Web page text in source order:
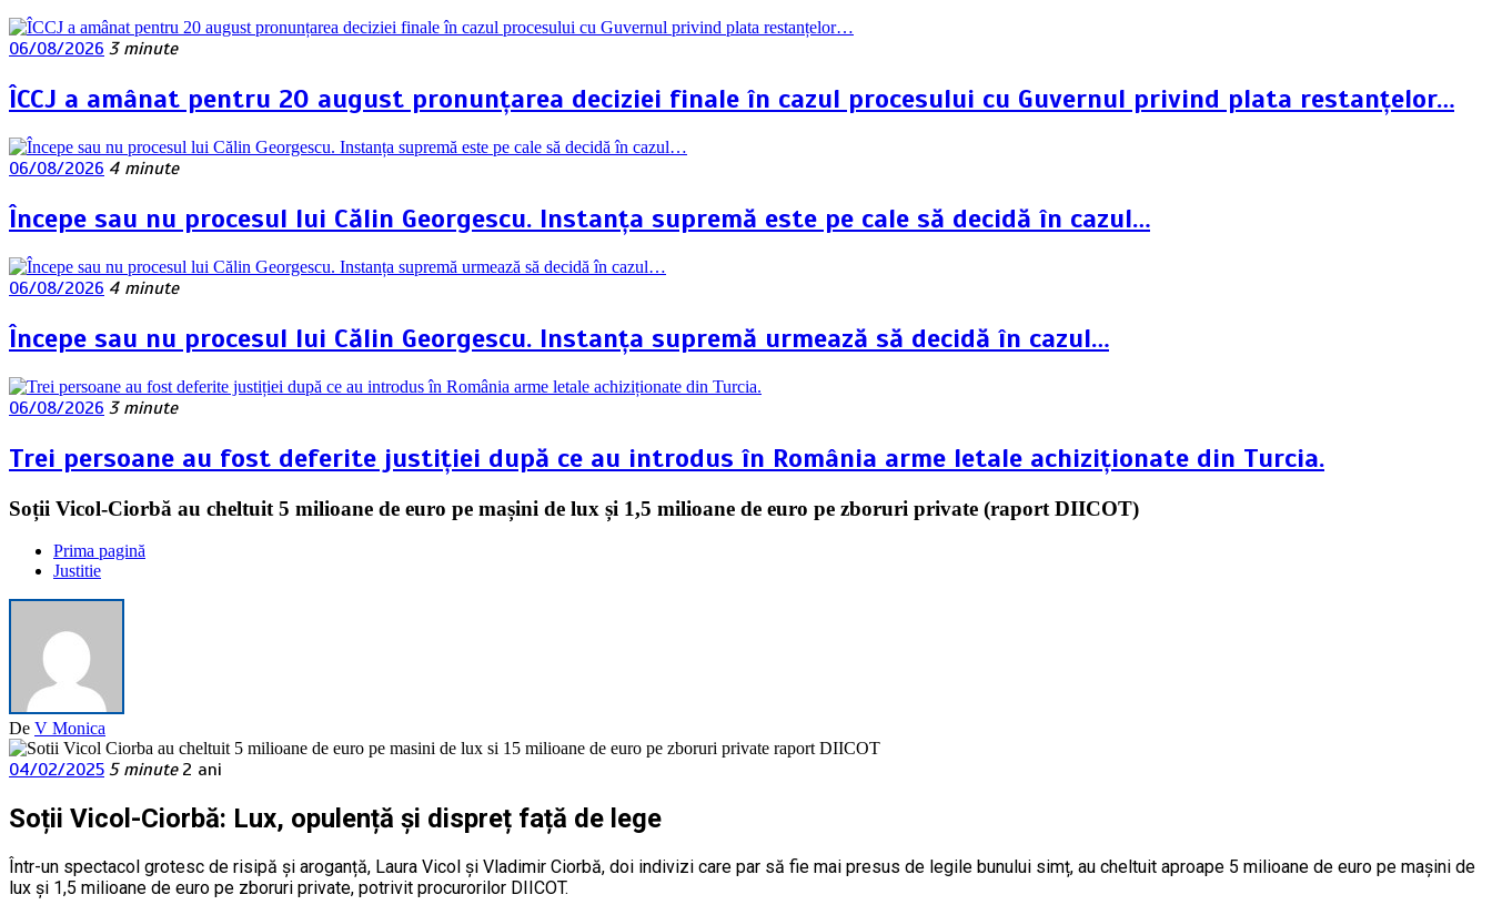
06/08/2026 3 minute
ÎCCJ a amânat pentru 20 august pronunțarea deciziei finale în cazul procesului cu Guvernul privind plata restanțelor…
06/08/2026 4 minute
Începe sau nu procesul lui Călin Georgescu. Instanța supremă este pe cale să decidă în cazul…
06/08/2026 4 minute
Începe sau nu procesul lui Călin Georgescu. Instanța supremă urmează să decidă în cazul…
06/08/2026 3 minute
Trei persoane au fost deferite justiției după ce au introdus în România arme letale achiziționate din Turcia.
Soții Vicol-Ciorbă au cheltuit 5 milioane de euro pe mașini de lux și 1,5 milioane de euro pe zboruri private (raport DIICOT)
Prima pagină
Justitie
De V Monica
04/02/2025 5 minute 2 ani
Soții Vicol-Ciorbă: Lux, opulență și dispreț față de lege
Într-un spectacol grotesc de risipă și aroganță, Laura Vicol și Vladimir Ciorbă, doi indivizi care par să fie mai presus de legile bunului simț, au cheltuit aproape 5 milioane de euro pe mașini de
lux și 1,5 milioane de euro pe zboruri private, potrivit procurorilor DIICOT.